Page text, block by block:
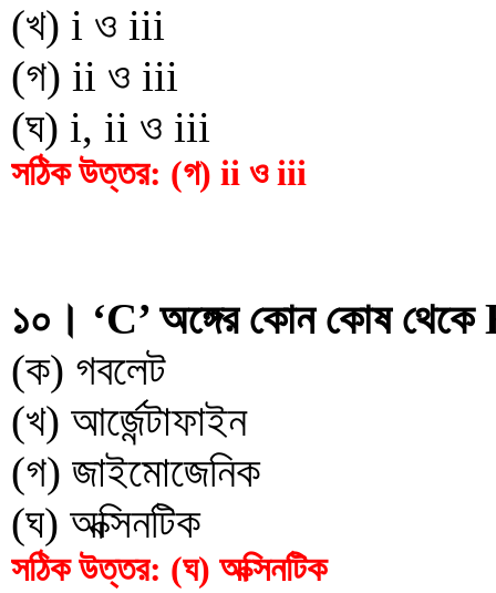
(খ) i ও iii
(গ) ii ও iii
(ঘ) i, ii ও iii
সঠিক উত্তর: (গ) ii ও iii
১০। ‘C’ অঙ্গের কোন কোষ
(ক) গবলেট
(খ) আর্জেন্টাফাইন
(গ) জাইমোজেনিক
(ঘ) অক্সিনটিক
সঠিক উত্তর: (ঘ) অক্সিনটিক